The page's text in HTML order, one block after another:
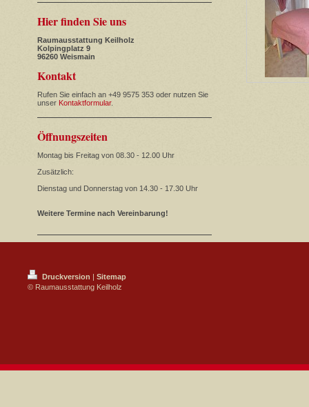
Hier finden Sie uns
Raumausstattung Keilholz
Kolpingplatz 9
96260 Weismain
Kontakt
Rufen Sie einfach an +49 9575 353 oder nutzen Sie
unser Kontaktformular.
Öffnungszeiten
Montag bis Freitag von 08.30 - 12.00 Uhr
Zusätzlich:
Dienstag und Donnerstag von 14.30 - 17.30 Uhr
Weitere Termine nach Vereinbarung!
Druckversion | Sitemap
© Raumausstattung Keilholz